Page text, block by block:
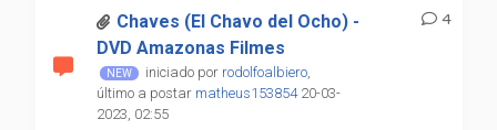
Chaves (El Chavo del Ocho) -
DVD Amazonas Filmes
iniciado por rodolfoalbiero,
último a postar matheus15385420-03-
2023, 02:55
4